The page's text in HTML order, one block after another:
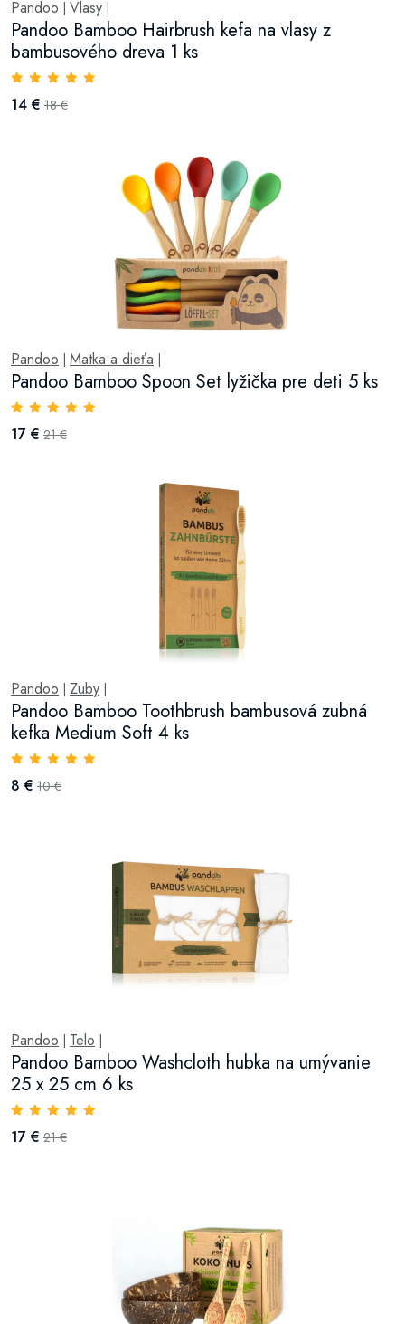
Pandoo Vlasy
Pandoo Bamboo Hairbrush kefa na vlasy z
bambusového dreva 1 ks
14 € 18 €
Pandoo Matka a dieťa
Pandoo Bamboo Spoon Set lyžička pre deti 5 ks
17 € 21 €
Pandoo Zuby
Pandoo Bamboo Toothbrush bambusová zubná
kefka Medium Soft 4 ks
8 € 10 €
Pandoo Telo
Pandoo Bamboo Washcloth hubka na umývanie
25 x 25 cm 6 ks
17 € 21 €